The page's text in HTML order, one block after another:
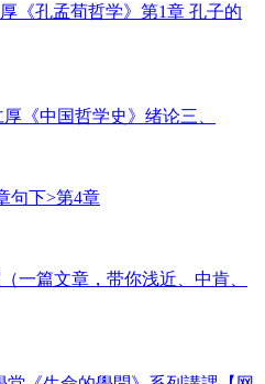
《孔孟荀哲学》第1章 孔子的
《中国哲学史》绪论三、
句下>第4章
一篇文章，带你浅近、中肯、